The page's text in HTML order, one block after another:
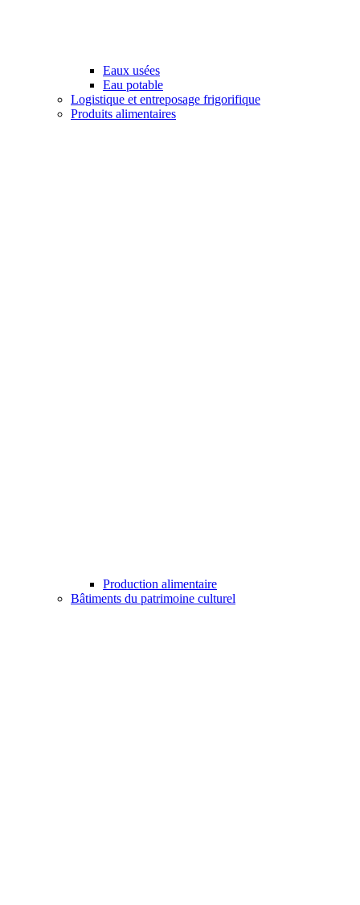
Eaux usées
Eau potable
Logistique et entreposage frigorifique
Produits alimentaires
Production alimentaire
Bâtiments du patrimoine culturel